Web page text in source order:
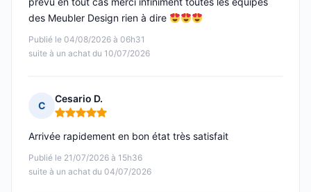
Publié le 04/08/2026 à 06h31
suite à un achat du 10/07/2026
des Meubler Design rien à dire
C
Cesario D.
Note : 5 sur 5
Publié le 21/07/2026 à 15h36
suite à un achat du 04/07/2026
Arrivée rapidement en bon état très satisfait